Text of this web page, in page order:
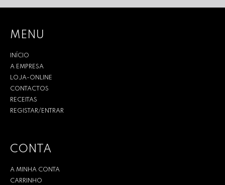
MENU
INÍCIO
A EMPRESA
LOJA-ONLINE
CONTACTOS
RECEITAS
REGISTAR/ENTRAR
CONTA
A MINHA CONTA
CARRINHO